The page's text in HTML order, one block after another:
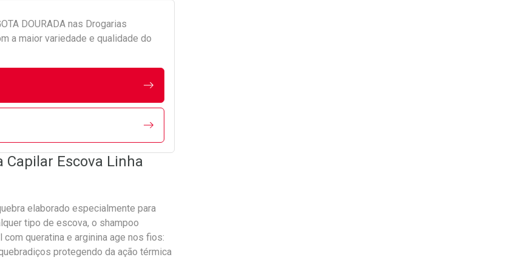
DOURADA nas Drogarias
a maior variedade e qualidade do
Capilar Escova Linha
elaborado especialmente para
tipo de escova, o shampoo
queratina e arginina age nos fios:
protegendo da ação térmica